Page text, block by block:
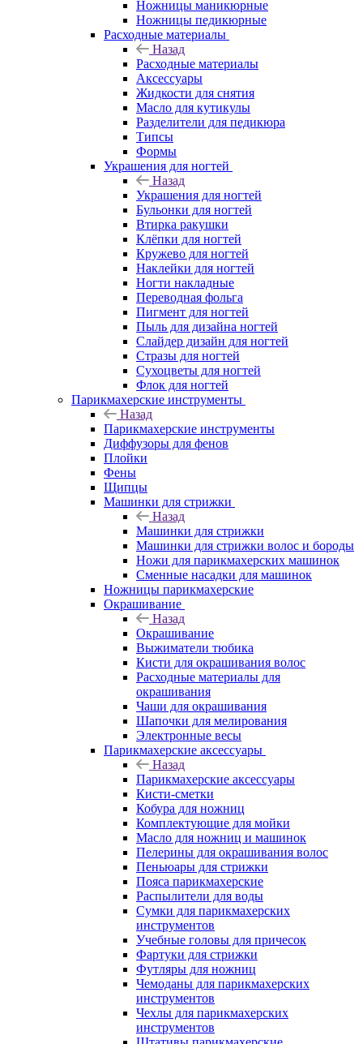
Ножницы маникюрные
Ножницы педикюрные
Расходные материалы
Назад
Расходные материалы
Аксессуары
Жидкости для снятия
Масло для кутикулы
Разделители для педикюра
Типсы
Формы
Украшения для ногтей
Назад
Украшения для ногтей
Бульонки для ногтей
Втирка ракушки
Клёпки для ногтей
Кружево для ногтей
Наклейки для ногтей
Ногти накладные
Переводная фольга
Пигмент для ногтей
Пыль для дизайна ногтей
Слайдер дизайн для ногтей
Стразы для ногтей
Сухоцветы для ногтей
Флок для ногтей
Парикмахерские инструменты
Назад
Парикмахерские инструменты
Диффузоры для фенов
Плойки
Фены
Щипцы
Машинки для стрижки
Назад
Машинки для стрижки
Машинки для стрижки волос и бороды
Ножи для парикмахерских машинок
Сменные насадки для машинок
Ножницы парикмахерские
Окрашивание
Назад
Окрашивание
Выжиматели тюбика
Кисти для окрашивания волос
Расходные материалы для
окрашивания
Чаши для окрашивания
Шапочки для мелирования
Электронные весы
Парикмахерские аксессуары
Назад
Парикмахерские аксессуары
Кисти-сметки
Кобура для ножниц
Комплектующие для мойки
Масло для ножниц и машинок
Пелерины для окрашивания волос
Пеньюары для стрижки
Пояса парикмахерские
Распылители для воды
Сумки для парикмахерских
инструментов
Учебные головы для причесок
Фартуки для стрижки
Футляры для ножниц
Чемоданы для парикмахерских
инструментов
Чехлы для парикмахерских
инструментов